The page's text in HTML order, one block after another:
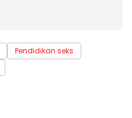
Pendidikan seks